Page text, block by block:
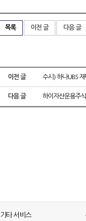
목록 이전 글 다음 글
이전 글 수시) 하나UBS
다음 글 하이자산운용주
기타 서비스